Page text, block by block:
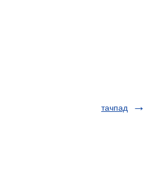
тачпад